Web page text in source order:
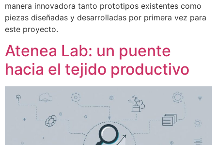
manera innovadora tanto prototipos existentes como
piezas diseñadas y desarrolladas por primera vez para
este proyecto.
Atenea Lab: un puente
hacia el tejido productivo